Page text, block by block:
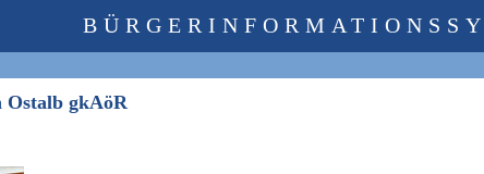
Ostalb gkAöR